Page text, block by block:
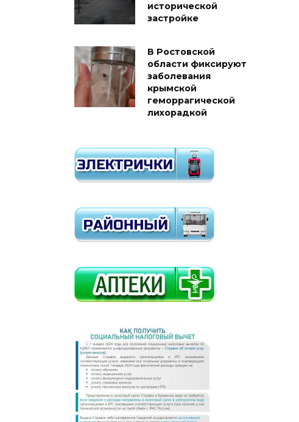
исторической
застройке
В Ростовской
области фиксируют
заболевания
крымской
геморрагической
лихорадкой